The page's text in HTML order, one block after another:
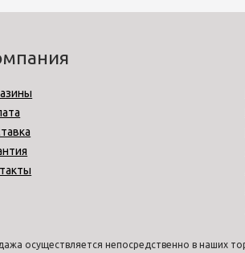
осуществляется непосредственно в наших